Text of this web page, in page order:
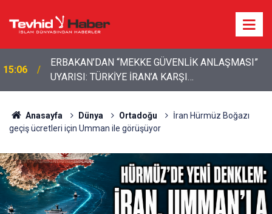
15:06
ERBAKAN’DAN “MEKKE GÜVENLİK ANLAŞMASI”
UYARISI: TÜRKİYE İRAN’A KARŞI
KONUMLANDIRILMAMALI
Anasayfa Dünya Ortadoğu
İran Hürmüz Boğazı
geçiş ücretleri için Umman ile görüşüyor